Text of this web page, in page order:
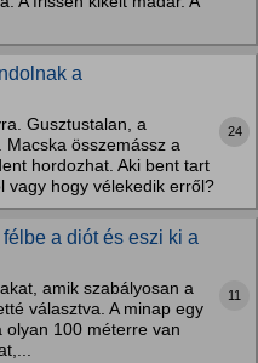
a
Gusztustalan, a
Macska összemássz a
hordozhat. Aki bent tart
vagy hogy vélekedik erről?
24
a diót és eszi ki a
amik szabályosan a
választva. A minap egy
olyan 100 méterre van
11